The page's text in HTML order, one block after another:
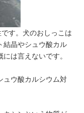
す。犬のおしっこは
結晶やシュウ酸カル
は言えないです。
ュウ酸カルシウム対